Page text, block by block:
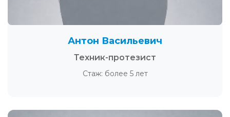
Антон Васильевич
Техник-протезист
Стаж: более 5 лет